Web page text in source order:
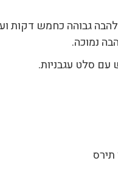
נמוכה.
עם סלט עגבניות.